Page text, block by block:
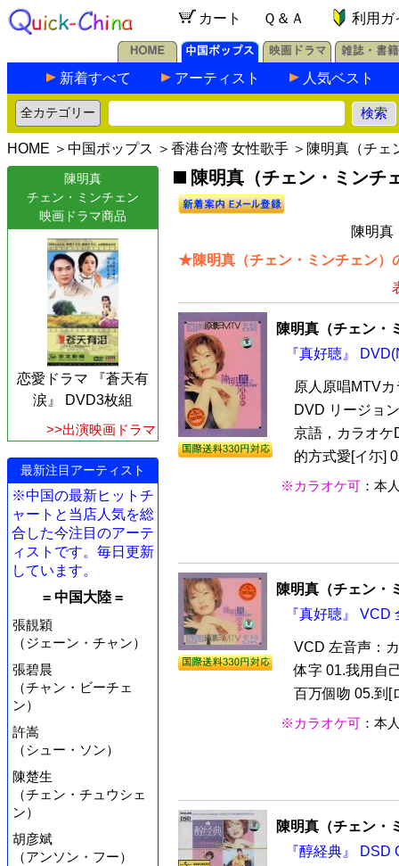
カート Ｑ＆Ａ 利用ガ
新着すべて アーティスト 人気ベスト
HOME ＞ 中国ポップス ＞ 香港台湾 女性歌手 ＞陳明真（チェ
陳明真
チェン・ミンチェン
映画ドラマ商品
恋愛ドラマ 『蒼天有
涙』 DVD3枚組
>>出演映画ドラマ
最新注目アーティスト
※中国の最新ヒットチ
ャートと当店人気を総
合した今注目のアーテ
ィストです。毎日更新
しています。
= 中国大陸 =
張靚穎
（ジェーン・チャン）
張碧晨
（チャン・ビーチェ
ン）
許嵩
（シュー・ソン）
陳楚生
（チェン・チュウシェ
ン）
胡彦斌
（アンソン・フー）
陳明真（チェン・ミンチ
陳明真
★陳明真（チェン・ミンチェン）
陳明真（チェン・
『真好聴』
原人原唱MTV
DVD リージョ
京語，カラオケ
的方式愛[イ尓]
※カラオケ可 ：本
陳明真（チェン・
『真好聴』 VCD
VCD 左音声：
体字 01.我用自
百万個吻 05.到[
※カラオケ可 ：本
陳明真（チェン・
『醇経典』 DSD